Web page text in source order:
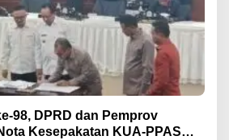
98, DPRD dan Pemprov
Kesepakatan KUA-PPAS